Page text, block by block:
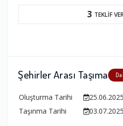
3 TEKLİF
Şehirler Arası Taşıma
Oluşturma Tarihi
Taşınma Tarihi
03.07.2025